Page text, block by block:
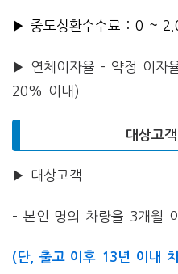
▶ 중도상환수수료 : 0 ~
▶ 연체이자율 – 약정 이자
20% 이내)
대상고
▶ 대상고객
– 본인 명의 차량을 3개월
(단, 출고 이후 13년 이내